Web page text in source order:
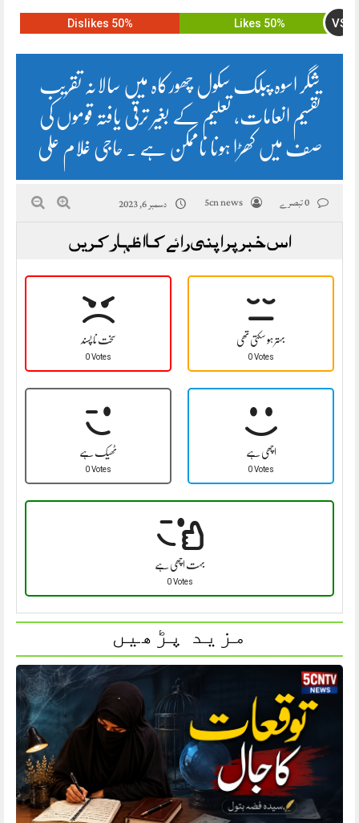
50% Likes VS
50% Dislikes
شگر اسوہ پبلک سکول چھورکاہ میں سالانہ تقریب
تقسیم انعامات، تعلیم کے بغیر ترقی یافتہ قوموں کی
صف میں کھڑا ہونا ناممکن ہے ۔ حاجی غلام علی
5cn news دسمبر 6, 2023
اس خبر پر اپنی رائے کا اظہار کریں
سخت نا پسند
0 Votes
بہتر ہو سکتی تھی
0 Votes
ٹھیک ہے
0 Votes
اچھی ہے
0 Votes
بہت اچھی ہے
0 Votes
مزید پڑھیں